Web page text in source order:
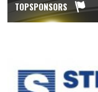
TOPSPONSORS